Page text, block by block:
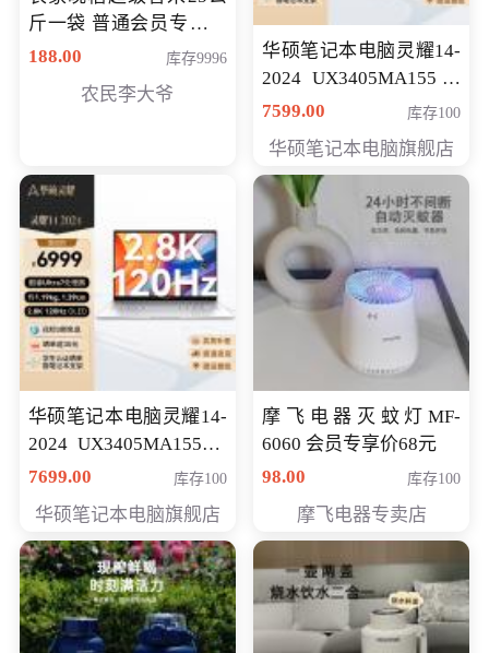
斤一袋 普通会员专享价
格178元
188.00 库存9996
农民李大爷
华硕笔记本电脑灵耀14-
2024 UX3405MA155冰
川银 oled 智慧轻薄本 会
7599.00 库存100
华硕笔记本电脑旗舰店
华硕笔记本电脑灵耀14-
2024 UX3405MA155夜
空蓝 oled 智慧轻薄本 会
7699.00 库存100
华硕笔记本电脑旗舰店
摩飞电器灭蚊灯MF-
6060 会员专享价68元
98.00
库存100
摩飞电器专卖店